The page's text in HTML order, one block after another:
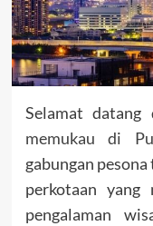
Selamat datang
memukau di
gabungan
perkotaan yang
pengalaman